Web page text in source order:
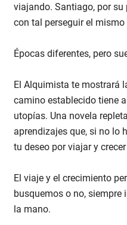
viajando. Santiago, por su
con tal perseguir el
Épocas diferentes, pero
El Alquimista te mostrará
camino establecido tiene
utopías. Una novela
aprendizajes que, si no lo
tu deseo por viajar y
El viaje y el crecimiento
busquemos o no, siempre
la mano.